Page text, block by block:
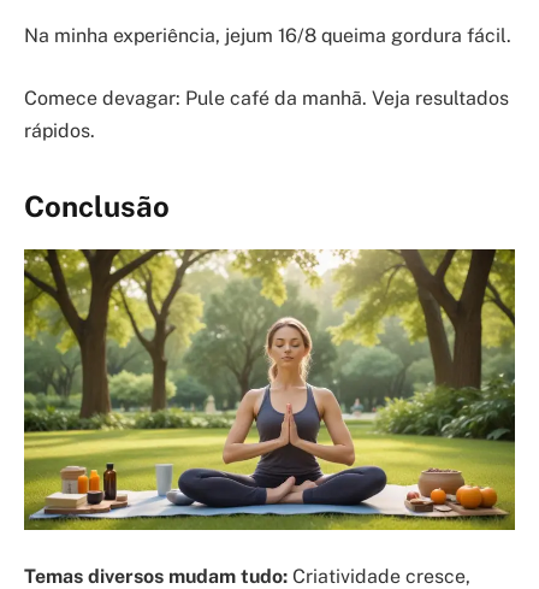
Na minha experiência, jejum 16/8 queima gordura fácil.
Comece devagar: Pule café da manhã. Veja resultados
rápidos.
Conclusão
Temas diversos mudam tudo: Criatividade cresce,